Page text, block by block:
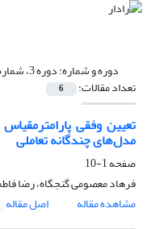
دوره و شماره:دوره 3، شماره 4، زمستان 1394 (594)
تعداد مقالات: 6
تعیین وفقی
مدل‌های چندگانه تعاملی
صفحه1-10
فرهاد معصومی گنجگاه، رضا
مشاهده مقاله
اصل مقاله